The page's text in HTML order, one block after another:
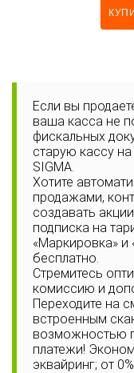
Если вы
ваша касса не
фискальных
старую кассу
SIGMA.
Хотите
продажами,
создавать
подписка на
«Маркировка»
бесплатно.
Стремитесь
комиссию и
Переходите на
встроенным
возможностью
платежи!
эквайринг; от